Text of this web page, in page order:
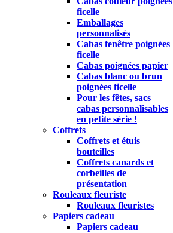
ficelle
Emballages
personnalisés
Cabas fenêtre poignées
ficelle
Cabas poignées papier
Cabas blanc ou brun
poignées ficelle
Pour les fêtes, sacs
cabas personnalisables
en petite série !
Coffrets
Coffrets et étuis
bouteilles
Coffrets canards et
corbeilles de
présentation
Rouleaux fleuriste
Rouleaux fleuristes
Papiers cadeau
Papiers cadeau